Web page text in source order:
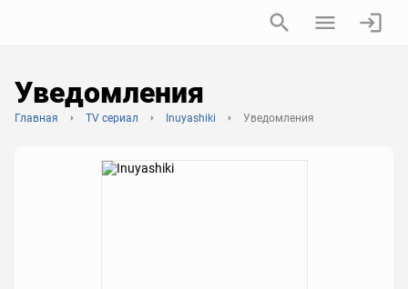
Уведомления
Главная TV сериал Inuyashiki Уведомления